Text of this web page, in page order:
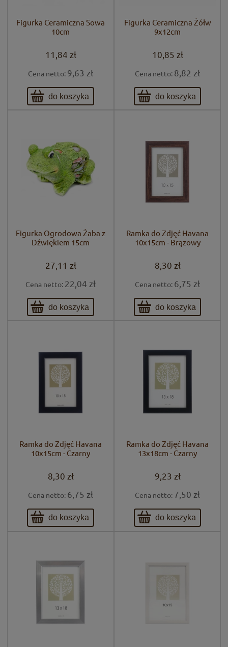
Figurka Ceramiczna Sowa
10cm
11,84 zł
Cena netto: 9,63 zł
do koszyka
Figurka Ceramiczna Żółw
9x12cm
10,85 zł
Cena netto: 8,82 zł
do koszyka
Figurka Ogrodowa Żaba z
Dźwiękiem 15cm
27,11 zł
Cena netto: 22,04 zł
do koszyka
Ramka do Zdjęć Havana
10x15cm - Brązowy
8,30 zł
Cena netto: 6,75 zł
do koszyka
Ramka do Zdjęć Havana
10x15cm - Czarny
8,30 zł
Cena netto: 6,75 zł
do koszyka
Ramka do Zdjęć Havana
13x18cm - Czarny
9,23 zł
Cena netto: 7,50 zł
do koszyka